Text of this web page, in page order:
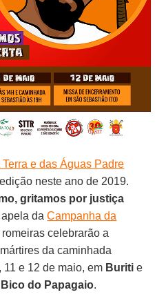
e das Águas Padre
neste ano de 2019.
gritamos por justiça
apela daCampanha da
celebrarão a
da caminhada
e 12 de maio, em Buriti e
Bico do Papagaio.